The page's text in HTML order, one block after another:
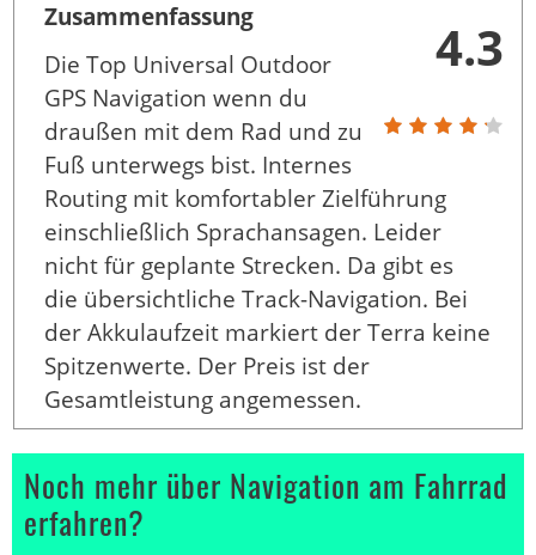
4.3
Zusammenfassung
Die Top Universal Outdoor
GPS Navigation wenn du
draußen mit dem Rad und zu
Fuß unterwegs bist. Internes
Routing mit komfortabler Zielführung
einschließlich Sprachansagen. Leider
nicht für geplante Strecken. Da gibt es
die übersichtliche Track-Navigation. Bei
der Akkulaufzeit markiert der Terra keine
Spitzenwerte. Der Preis ist der
Gesamtleistung angemessen.
Noch mehr über Navigation am Fahrrad
erfahren?